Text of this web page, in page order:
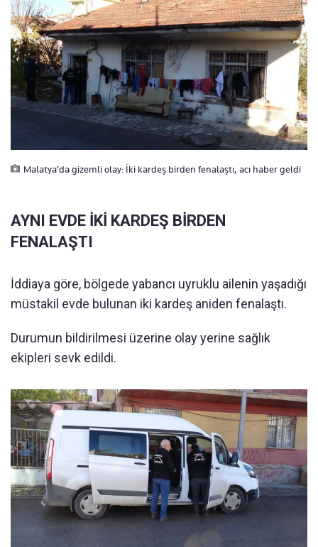
Malatya’da gizemli olay: İki kardeş birden fenalaştı, acı haber geldi
AYNI EVDE İKİ KARDEŞ BİRDEN
FENALAŞTI
İddiaya göre, bölgede yabancı uyruklu ailenin yaşadığı
müstakil evde bulunan iki kardeş aniden fenalaştı.
Durumun bildirilmesi üzerine olay yerine sağlık
ekipleri sevk edildi.